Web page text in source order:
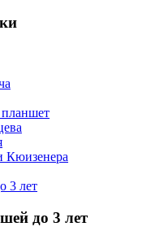
Кюизенера
3 лет
до 3 лет